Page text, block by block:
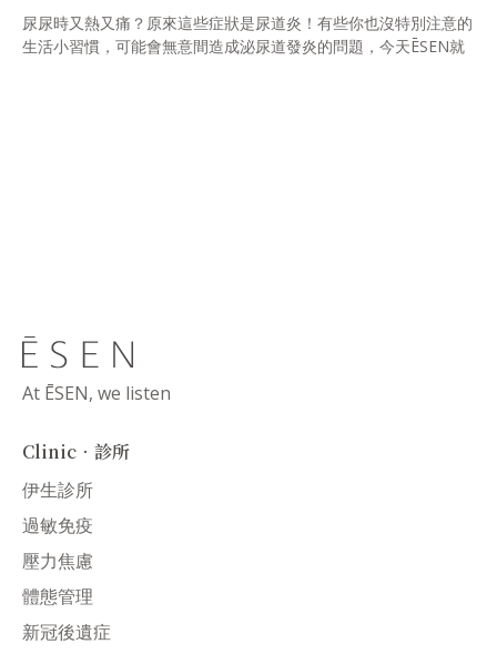
尿尿時又熱又痛？原來這些症狀是尿道炎！有些你也沒特別注意的
生活小習慣，可能會無意間造成泌尿道發炎的問題，今天ĒSEN就
At ĒSEN, we listen
Clinic．診所
伊生診所
過敏免疫
壓力焦慮
體態管理
新冠後遺症